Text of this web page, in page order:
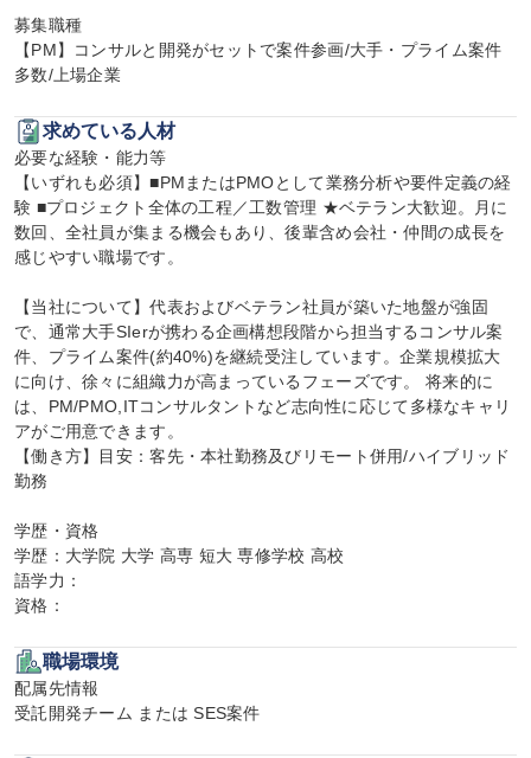
募集職種
【PM】コンサルと開発がセットで案件参画/大手・プライム案件
多数/上場企業
求めている人材
必要な経験・能力等
【いずれも必須】■PMまたはPMOとして業務分析や要件定義の経
験 ■プロジェクト全体の工程／工数管理 ★ベテラン大歓迎。月に
数回、全社員が集まる機会もあり、後輩含め会社・仲間の成長を
感じやすい職場です。
【当社について】代表およびベテラン社員が築いた地盤が強固
で、通常大手SIerが携わる企画構想段階から担当するコンサル案
件、プライム案件(約40%)を継続受注しています。企業規模拡大
に向け、徐々に組織力が高まっているフェーズです。 将来的に
は、PM/PMO,ITコンサルタントなど志向性に応じて多様なキャリ
アがご用意できます。
【働き方】目安：客先・本社勤務及びリモート併用/ハイブリッド
勤務
学歴・資格
学歴：大学院 大学 高専 短大 専修学校 高校
語学力：
資格：
職場環境
配属先情報
受託開発チーム または SES案件